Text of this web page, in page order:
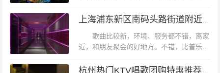
疑是首选。如果您只是希望与朋友轻松聚会，对环境和服
务没有过高要求，那么平价KTV则更加合适。此外，提前
预约和了解具体优惠活动也可以帮助您节省一部分开支。
### 总结
市，以其西湖的秀美、文化的底蕴和经济的
活力吸引了无数游客与居民。然而，在繁忙
歌曲比较新，环境、服务都不错，离家
近，和朋友聚会的好地方。不错，比普乐迪
装修好点，还有自助茶水还是过年来的这里
唱歌，朋友聚会，小吃要单独买，推个小车